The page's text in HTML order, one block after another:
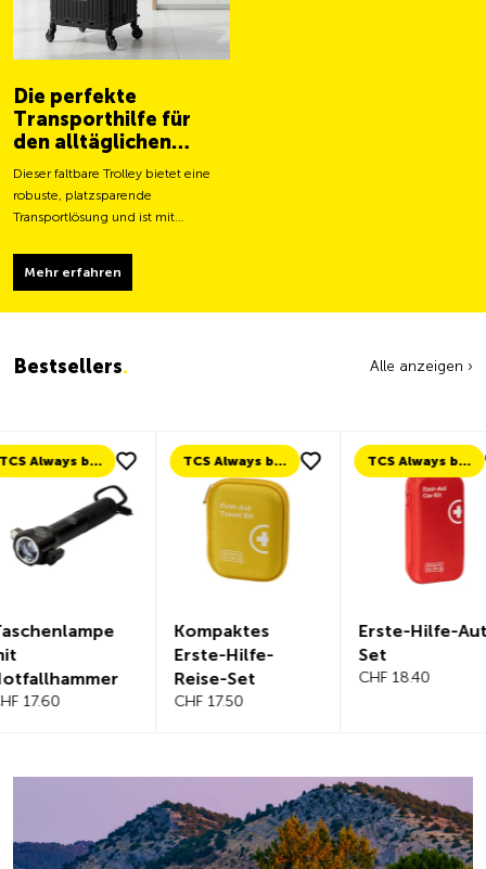
Die perfekte
Transporthilfe für
den alltäglichen
Gebrauch
Dieser faltbare Trolley bietet eine
robuste, platzsparende
Transportlösung und ist mit
Tragfähigkeit ausgestattet.
Mehr erfahren
Bestsellers. Alle anzeigen ›
TCS Always by my side
Kompaktes
Reise-Set
CHF 17.50
TCS Always by my side
Erste-Hilfe-Auto-
Set
CHF 18.40